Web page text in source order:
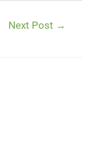
Next Post →